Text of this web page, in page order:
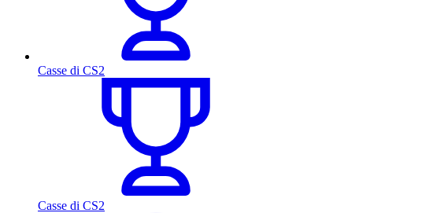
Casse di CS2
Casse di CS2